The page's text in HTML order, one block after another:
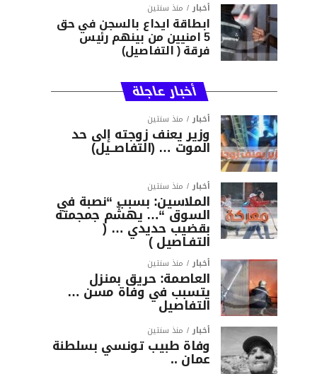
أخبار منذ سنتين
ابطاقة ايداع بالسجن في حق
5 امنيين من بينهم رئيس
فرقة ( التفاصيل)
أخبار عاجلة
أخبار منذ سنتين
وزير يعنف زوجته إلى حد
الموت … (التفاصــيل)
أخبار منذ سنتين
الملاسين: بسبب “نصبة في
السوق “… يهشّم جمجمته
بقضيب حديدي … (
التفـاصيل )
أخبار منذ سنتين
العاصمة: حريق بمنزل
يتسبب في وفاة مسن …
التفاصيل
أخبار منذ سنتين
وفاة طبيب تونسي بسلطنة
عمان ..